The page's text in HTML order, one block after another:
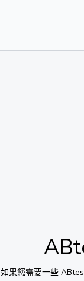
如果您需要一些